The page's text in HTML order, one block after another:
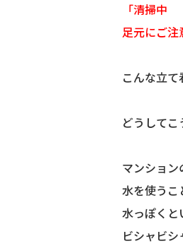
「清掃中
足元にご注
こんな立て
どうしてこ
マンショ
水を使うこ
水っぽくと
ビシャビシ